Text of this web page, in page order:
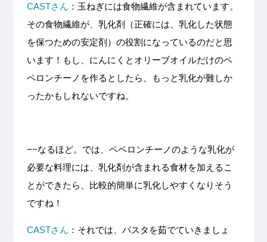
CASTさん ：玉ねぎには食物繊維が含まれています。
その食物繊維が、乳化剤（正確には、乳化した状態
を保つための安定剤）の役割になっているのだと思
います！もし、にんにくとオリーブオイルだけのペ
ペロンチーノを作るとしたら、もっと乳化が難しか
ったかもしれないですね。
−−なるほど。では、ペペロンチーノのような乳化が
必要な料理には、乳化剤が含まれる食材を加えるこ
とができたら、比較的簡単に乳化しやすくなりそう
ですね！
CASTさん ：それでは、パスタを茹でていきましょ